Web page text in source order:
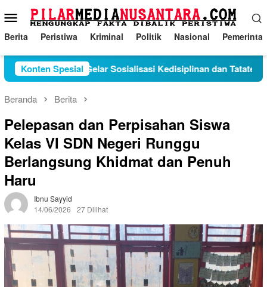
ke
konten
Menu
Mobile
Berita Peristiwa Kriminal Politik Nasional
Konten Spesial
S.Pd Gelar Sosialisasi Kedisiplinan dan Tatatertip Di
Beranda Berita
Pelepasan dan Perpisahan Siswa
Kelas VI SDN Negeri Runggu
Berlangsung Khidmat dan Penuh
Haru
Ibnu Sayyid
14/06/2026
27 Dilihat